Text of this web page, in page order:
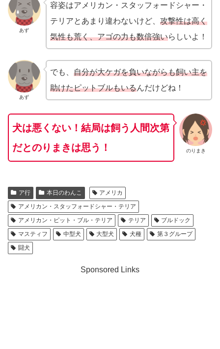
あず
容姿はアメリカン・スタッフォードシャー・
テリアとあまり違わないけど、 攻撃性は高く
気性も荒く、アゴの力も数倍強いらしいよ！
あず
でも、 自分が大ケガを負いながらも飼い主を
助けたピットブルもいるんだけどね！
のりまき
犬は悪くない！結局は飼う人間次第
だとのりまきは思う！
ア行 本日のわんこ
アメリカ
アメリカン・スタッフォードシャー・テリア
アメリカン・ピット・ブル・テリア
テリア
ブルドック
マスティフ
中型犬 大型犬 犬種
第３グループ
闘犬
Sponsored Links